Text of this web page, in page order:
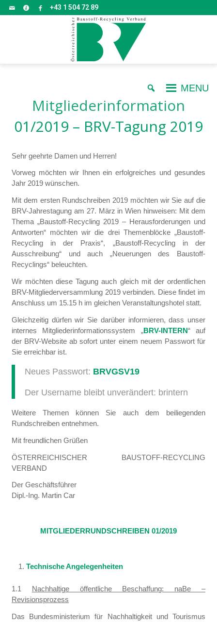
+43 1 504 72 89
MENU
Mitgliederinformation
01/2019 – BRV-Tagung 2019
Sehr geehrte Damen und Herren!
Vorweg möchten wir Ihnen ein erfolgreiches und gesundes
Jahr 2019 wünschen.
Mit dem ersten Rundschreiben 2019 möchten wir Sie auf die
BRV-Jahrestagung am 27. März in Wien hinweisen: Mit dem
Thema „Baustoff-Recycling 2019 – Herausforderungen und
Antworten“ möchten wir die drei Themenblöcke „Baustoff-
Recycling in der Praxis“, „Baustoff-Recycling in der
Ausschreibung“ und auch „Neuerungen des Baustoff-
Recyclings“ beleuchten.
Wir möchten diese Tagung auch gleich mit der ordentlichen
BRV-Mitgliederversammlung 2019 verbinden. Diese findet im
Anschluss um 15.15 h im gleichen Veranstaltungshotel statt.
Gleichzeitig dürfen wir Sie darüber informieren, dass unser
internes Mitgliederinformationssystem „BRV-INTERN“ auf
der BRV-Website ab sofort unter einem neuem Passwort für
Sie erreichbar ist.
Neues Passwort: BRVGSV19
Der Username bleibt unverändert: brintern
Weitere Themen können Sie auch dem beiliegenden
Rundschreiben entnehmen.
Mit freundlichen Grüßen
ÖSTERREICHISCHER BAUSTOFF-RECYCLING
VERBAND
Der Geschäftsführer
Dipl.-Ing. Martin Car
MITGLIEDERRUNDSCHREIBEN 01/2019
Technische Angelegenheiten
1.1 Nachhaltige öffentliche Beschaffung: naBe –
Revisionsprozess
Das Bundesministerium für Nachhaltigkeit und Tourismus